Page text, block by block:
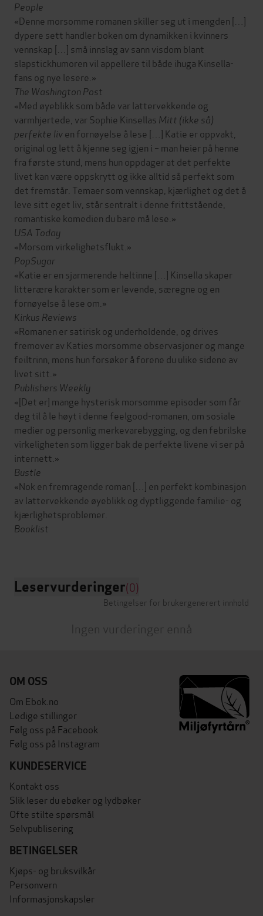
People
«Denne morsomme romanen skiller seg ut i mengden […]
dypere sett handler boken om dynamikken i kvinners
vennskap […] små innslag av sann visdom blant
slapstickhumoren vil appellere til både ihuga Kinsella-
fans og nye lesere.»
The Washington Post
«Med øyeblikk som både var lattervekkende og
varmhjertede, var Sophie Kinsellas Mitt (ikke så)
perfekte liven fornøyelse å lese […] Katie er oppvakt,
original og lett å kjenne seg igjen i – man heier på henne
fra første stund, mens hun oppdager at det perfekte
livet kan være oppskrytt og ikke alltid så perfekt som
det fremstår. Temaer som vennskap, kjærlighet og det å
leve sitt eget liv, står sentralt i denne frittstående,
romantiske komedien du bare må lese.»
USA Today
«Morsom virkelighetsflukt.»
PopSugar
«Katie er en sjarmerende heltinne […] Kinsella skaper
litterære karakter som er levende, særegne og en
fornøyelse å lese om.»
Kirkus Reviews
«Romanen er satirisk og underholdende, og drives
fremover av Katies morsomme observasjoner og mange
feiltrinn, mens hun forsøker å forene du ulike sidene av
livet sitt.»
Publishers Weekly
«[Det er] mange hysterisk morsomme episoder som får
deg til å le høyt i denne feelgood-romanen, om sosiale
medier og personlig merkevarebygging, og den febrilske
virkeligheten som ligger bak de perfekte livene vi ser på
internett.»
Bustle
«Nok en fremragende roman […] en perfekt kombinasjon
av lattervekkende øyeblikk og dyptliggende familie- og
kjærlighetsproblemer.
Booklist
Leservurderinger(0)
Betingelser for brukergenerert innhold
Ingen vurderinger ennå
OM OSS
Om Ebok.no
Ledige stillinger
Følg oss på Facebook
Følg oss på Instagram
KUNDESERVICE
Kontakt oss
Slik leser du ebøker og lydbøker
Ofte stilte spørsmål
Selvpublisering
BETINGELSER
Kjøps- og bruksvilkår
Personvern
Informasjonskapsler